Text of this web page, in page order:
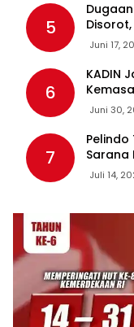
5
Disorot,
Juni 17,
6
KADIN
Juni 30,
7
Pelindo
Sarana
Juli 14,